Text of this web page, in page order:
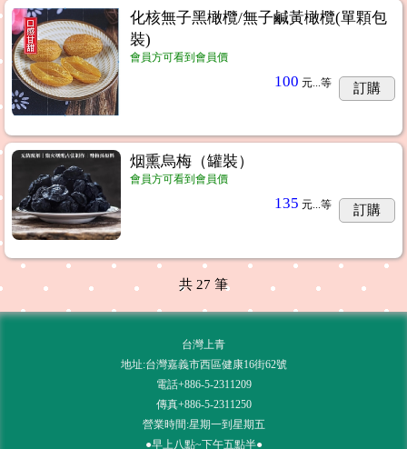
化核無子黑橄欖/無子鹹黃橄欖(單顆包
裝)
會員方可看到會員價
100 元...等 訂購
烟熏烏梅（罐裝）
會員方可看到會員價
135 元... 等 訂購
共 27 筆
台灣上青
地址:台灣嘉義市西區健康16街62號
電話+886-5-2311209
傳真+886-5-2311250
營業時間:星期一到星期五
●早上八點~下午五點半●